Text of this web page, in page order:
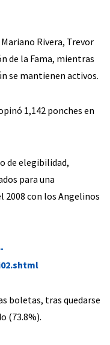
Rivera, Trevor
de la Fama, mientras
se mantienen activos.
1,142 ponches en
de elegibilidad,
para una
2008 con los Angelinos
boletas, tras quedarse
(73.8%).